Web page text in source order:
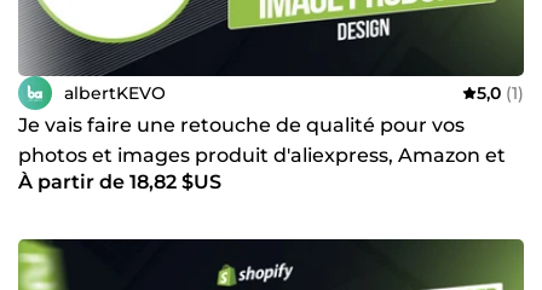
albertKEVO 5,0 (1)
Je vais faire une retouche de qualité pour vos
photos et images produit d'aliexpress, Amazon et
Alibaba
À partir de 18,82 $US